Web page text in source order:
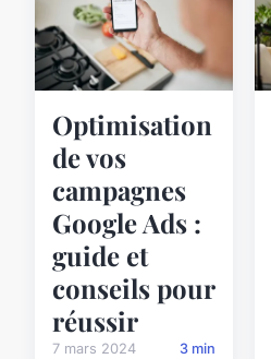
Optimisation
de vos
campagnes
Google Ads :
guide et
conseils pour
réussir
7 mars 2024 3 min